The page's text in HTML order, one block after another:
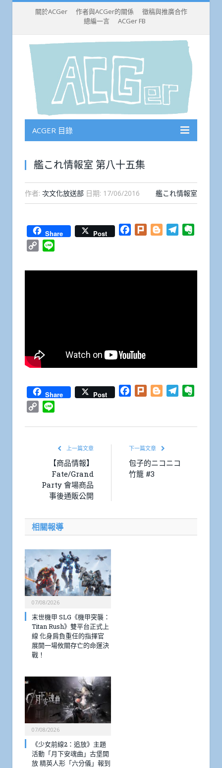
關於ACGer 作者與ACGer的關係
徵稿與推廣合作
總編一言
ACGer FB
ACGER 目錄
艦これ情報室 第八十五集
作者: 次文化放送部 日期: 17/06/2016 艦これ情報室
Share Post Facebook
Plurk BloggerTelegram
Copy
Share Post Facebook
Plurk BloggerTelegram
Copy
上一篇文章
【商品情報】
Fate/Grand
Party 會場商品
事後通販公開
下一篇文章
包子的ニコニコ
竹籠 #3
相關報導
07/08/2026
末世機甲 SLG《機甲突襲：
Titan Rush》雙平台正式上
線 化身肩負重任的指揮官
展開一場攸關存亡的命運決
戰！
07/08/2026
《少女前線2：追放》主題
活動「月下安魂曲」古堡開
放 精英人形「六分儀」報到